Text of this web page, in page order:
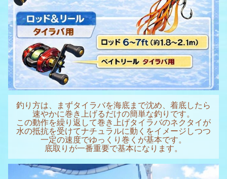
釣り方は、まずタイラバを海底まで沈め、着底したら
速やかに巻き上げるだけの簡単な釣りです。
この動作を繰り返して巻き上げタイラバのネクタイが
水の抵抗を受けてナチュラルに動くをイメージしつつ
一定の速度でゆっくり巻くが基本です。
底取りが一番重要で基本になります。